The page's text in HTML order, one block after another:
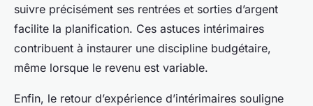
suivre précisément ses rentrées et sorties d’argent
facilite la planification. Ces astuces intérimaires
contribuent à instaurer une discipline budgétaire,
même lorsque le revenu est variable.
Enfin, le retour d’expérience d’intérimaires souligne